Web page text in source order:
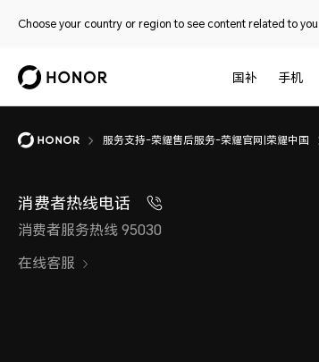
Choose your country or region to see content related to
国补 手机
服务支持-荣耀售后服务-荣耀官网|荣耀中国
消费者热线电话
消费者服务热线 95030
在线客服